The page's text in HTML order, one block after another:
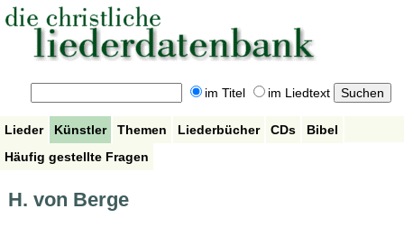
im Titel im Liedtext
Lieder Künstler Themen Liederbücher CDs
Bibel
Häufig gestellte Fragen
H. von Berge